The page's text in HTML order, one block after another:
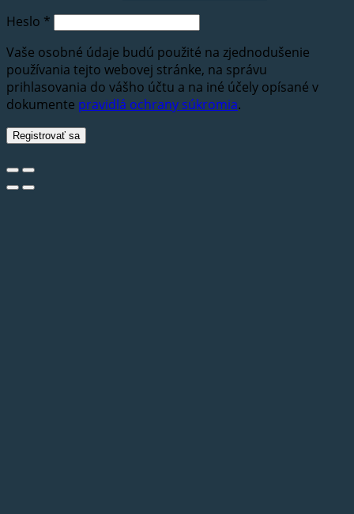
Heslo *
Vaše osobné údaje budú použité na zjednodušenie
používania tejto webovej stránke, na správu
prihlasovania do vášho účtu a na iné účely opísané v
dokumente pravidlá ochrany súkromia.
Registrovať sa